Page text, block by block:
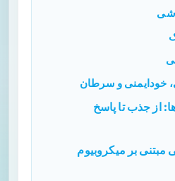
خودایمنی و سرطان
از جذب تا پاسخ
مبتنی بر میکروبیوم